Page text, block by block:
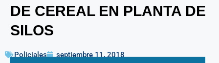
DE CEREAL EN PLANTA DE
SILOS
Policiales septiembre 11, 2018